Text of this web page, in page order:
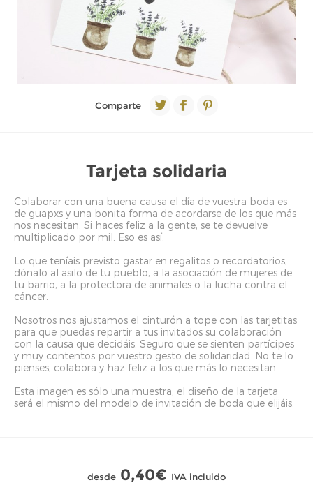
Comparte
Tarjeta solidaria
Colaborar con una buena causa el día de vuestra boda es
de guapxs y una bonita forma de acordarse de los que más
nos necesitan. Si haces feliz a la gente, se te devuelve
multiplicado por mil. Eso es así.
Lo que teníais previsto gastar en regalitos o recordatorios,
dónalo al asilo de tu pueblo, a la asociación de mujeres de
tu barrio, a la protectora de animales o la lucha contra el
cáncer.
Nosotros nos ajustamos el cinturón a tope con las tarjetitas
para que puedas repartir a tus invitados su colaboración
con la causa que decidáis. Seguro que se sienten partícipes
y muy contentos por vuestro gesto de solidaridad. No te lo
pienses, colabora y haz feliz a los que más lo necesitan.
Esta imagen es sólo una muestra, el diseño de la tarjeta
será el mismo del modelo de invitación de boda que elijáis.
desde 0,40€ IVA incluido